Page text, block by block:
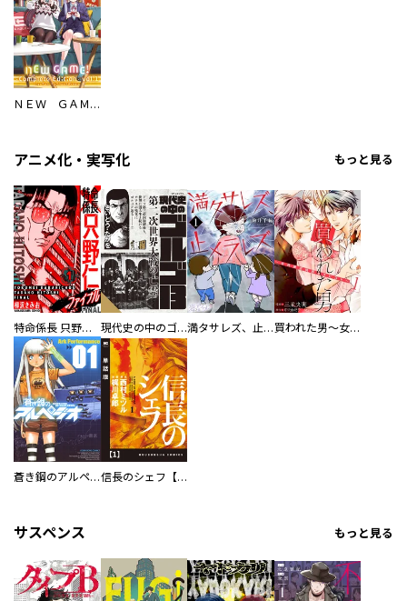
ＮＥＷ ＧＡＭＥ！ -Ｃｏｍｐｌｅｔｅ Ｅｄｉｔｉｏｎ-
アニメ化・実写化 もっと見る
特命係長 只野仁ファイナル 愛蔵版 現代史の中のゴルゴ13 満タサレズ、止メラレズ 買われた男～女性限定快感セラピスト～【描き下ろしおまけ付き特装版】
蒼き鋼のアルペジオ 信長のシェフ【単話版】
サスペンス もっと見る